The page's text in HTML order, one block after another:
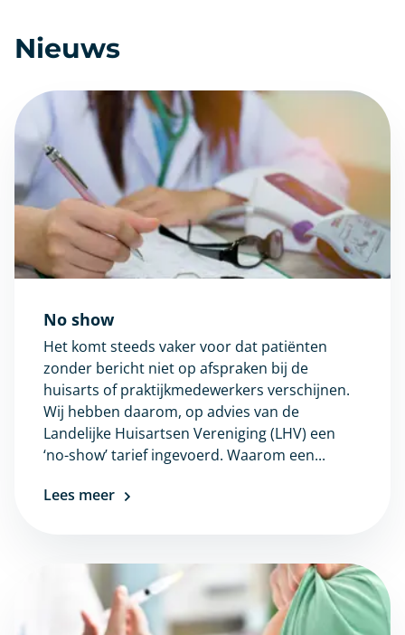
Nieuws
No show
Het komt steeds vaker voor dat patiënten
zonder bericht niet op afspraken bij de
huisarts of praktijkmedewerkers verschijnen.
Wij hebben daarom, op advies van de
Landelijke Huisartsen Vereniging (LHV) een
‘no-show’ tarief ingevoerd. Waarom een...
Lees meer